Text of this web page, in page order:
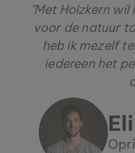
"Met Holzkern
voor de natuur
heb ik mezelf
iedereen het